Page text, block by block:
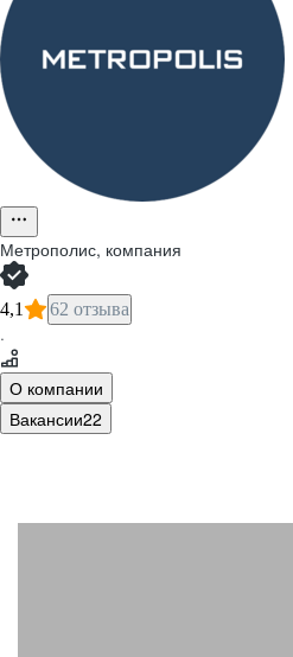
Метрополис, компания
4,1 62 отзыва
·
О компании
Вакансии22